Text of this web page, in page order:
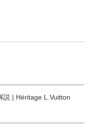
| Héritage L.Vuitton